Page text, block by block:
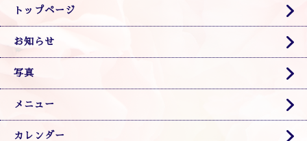
トップページ
お知らせ
写真
メニュー
カレンダー